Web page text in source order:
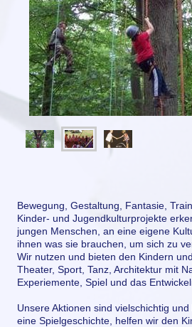
Bewegung, Gestaltung, Fantasie,
Kinder- und Jugendkulturprojekte
jungen Menschen, an eine eigene
ihnen was sie brauchen, um sich zu
Wir nutzen und bieten den Kindern
Theater, Sport, Tanz, Architektur mit
Experiemente, Spiel und das
Unsere Aktionen sind vielschichtig
eine Spielgeschichte, helfen wir den